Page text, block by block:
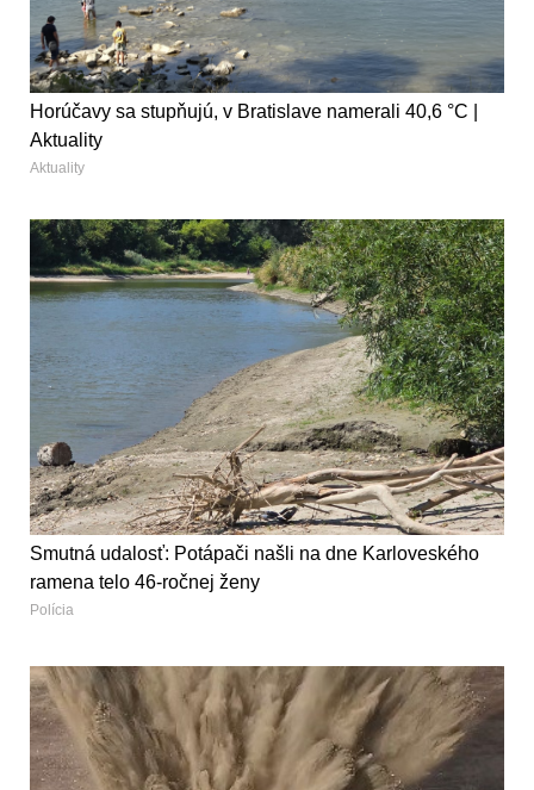
Horúčavy sa stupňujú, v Bratislave namerali 40,6 °C |
Aktuality
Aktuality
Smutná udalosť: Potápači našli na dne Karloveského
ramena telo 46-ročnej ženy
Polícia